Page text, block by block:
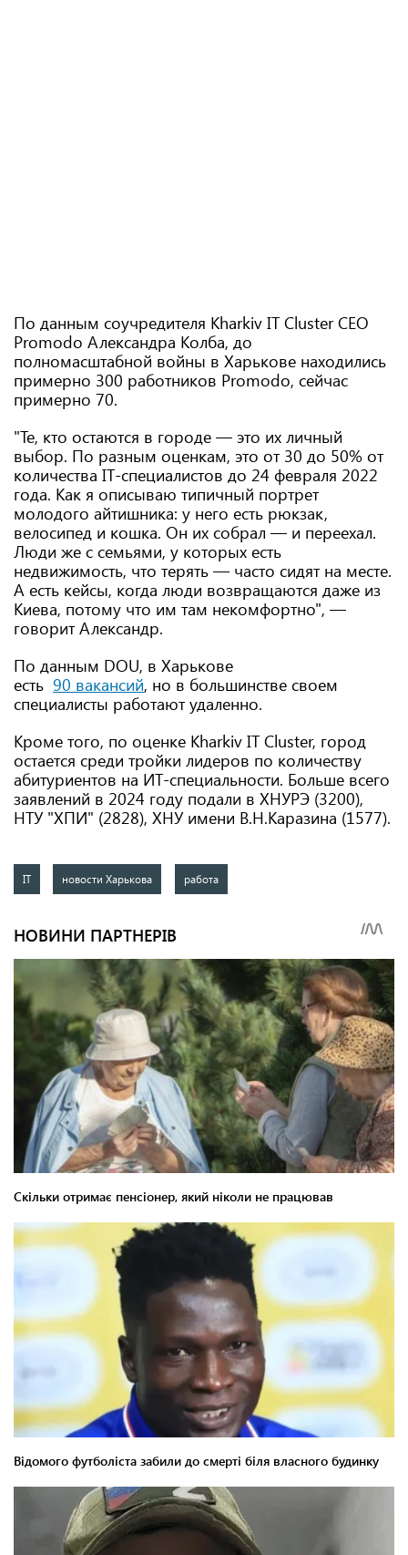
По данным соучредителя Kharkiv IT Cluster CEO
Promodo Александра Колба, до
полномасштабной войны в Харькове находились
примерно 300 работников Promodo, сейчас
примерно 70.
"Те, кто остаются в городе — это их личный
выбор. По разным оценкам, это от 30 до 50% от
количества IT-специалистов до 24 февраля 2022
года. Как я описываю типичный портрет
молодого айтишника: у него есть рюкзак,
велосипед и кошка. Он их собрал — и переехал.
Люди же с семьями, у которых есть
недвижимость, что терять — часто сидят на месте.
А есть кейсы, когда люди возвращаются даже из
Киева, потому что им там некомфортно", —
говорит Александр.
По данным DOU, в Харькове
есть 90 вакансий, но в большинстве своем
специалисты работают удаленно.
Кроме того, по оценке Kharkiv IT Cluster, город
остается среди тройки лидеров по количеству
абитуриентов на ИТ-специальности. Больше всего
заявлений в 2024 году подали в ХНУРЭ (3200),
НТУ "ХПИ" (2828), ХНУ имени В.Н.Каразина (1577).
IT новости Харькова работа